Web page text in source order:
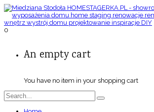
0
An empty cart
You have no item in your shopping cart